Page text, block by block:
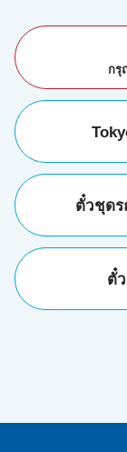
กรุ
ตั๋วชุด
ตั๋